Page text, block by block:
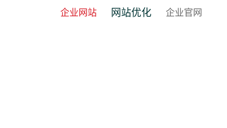
企业网站 网站优化 企业官网